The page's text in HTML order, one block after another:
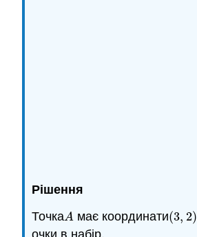
Рішення
ТочкаA
A має координати(3, 2)
(3, 2)
очки в набір.